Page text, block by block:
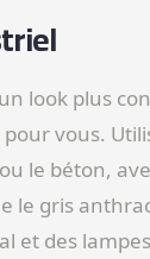
look plus
vous.
le béton,
le gris
et des